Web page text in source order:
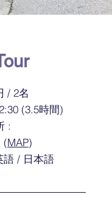
/ 2名
(3.5時間)
:
(MAP)
語 / 日本語